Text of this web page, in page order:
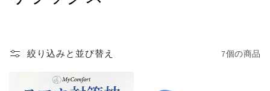
シ絞り込みと並び替え 7個の商品